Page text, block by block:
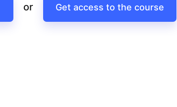
or Get access to the course